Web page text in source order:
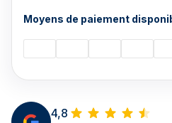
4,8
Moyens de paiement